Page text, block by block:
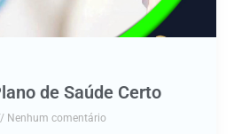
de Saúde Certo
Nenhum comentário